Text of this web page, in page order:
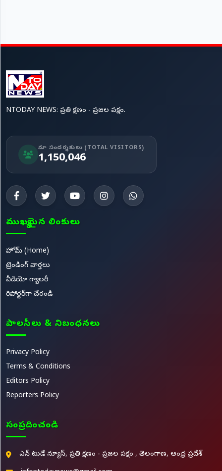
NTODAY NEWS: ప్రతి క్షణం - ప్రజల పక్షం.
మా సందర్శకులు (TOTAL VISITORS)
1,150,046
ముఖ్యమైన లింకులు
హోమ్ (Home)
ట్రెండింగ్ వార్తలు
వీడియో గ్యాలరీ
రిపోర్టర్‌గా చేరండి
పాలసీలు & నిబంధనలు
Privacy Policy
Terms & Conditions
Editors Policy
Reporters Policy
సంప్రదించండి
ఎన్ టుడే న్యూస్, ప్రతి క్షణం - ప్రజల పక్షం , తెలంగాణ, ఆంధ్ర ప్రదేశ్